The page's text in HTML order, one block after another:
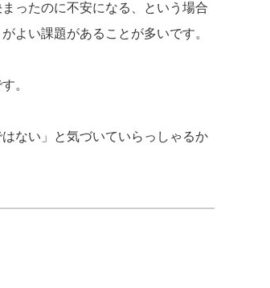
ったのに不安になる、という場合
よい課題があることが多いです。
。
ない」と気づいていらっしゃるか